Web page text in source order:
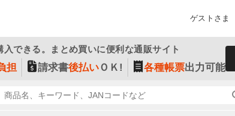
ゲストさま
入できる。まとめ買いに便利な通販サイト
担 請求書後払いＯＫ! 各種帳票出力可能